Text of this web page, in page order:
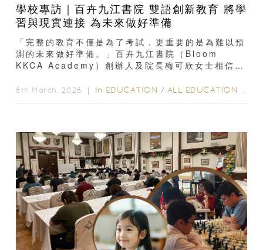
學校專訪｜百卉九江書院 雙語創新教育 將學
習與現實連接 為未來做好準備
「完整的教育不僅是為了考試，更重要的是為難以預
測的未來做好準備。」百卉九江書院（Bloom
KKCA Academy）創辦人及院長梅可欣女士相信，
6th March, 2026 ｜ In EDUCATION / ALL EDUCATION